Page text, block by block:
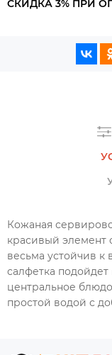
СКИДКА 3% ПРИ
Кожаная
красивый элемент
весьма устойчив к
салфетка
центральное
простой водой с